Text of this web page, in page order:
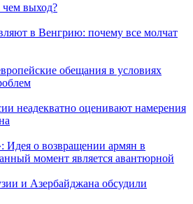
выход?
в Венгрию: почему все молчат
обещания в условиях
неадекватно оценивают намерения
Идея о возвращении армян в
момент является авантюрной
и Азербайджана обсудили